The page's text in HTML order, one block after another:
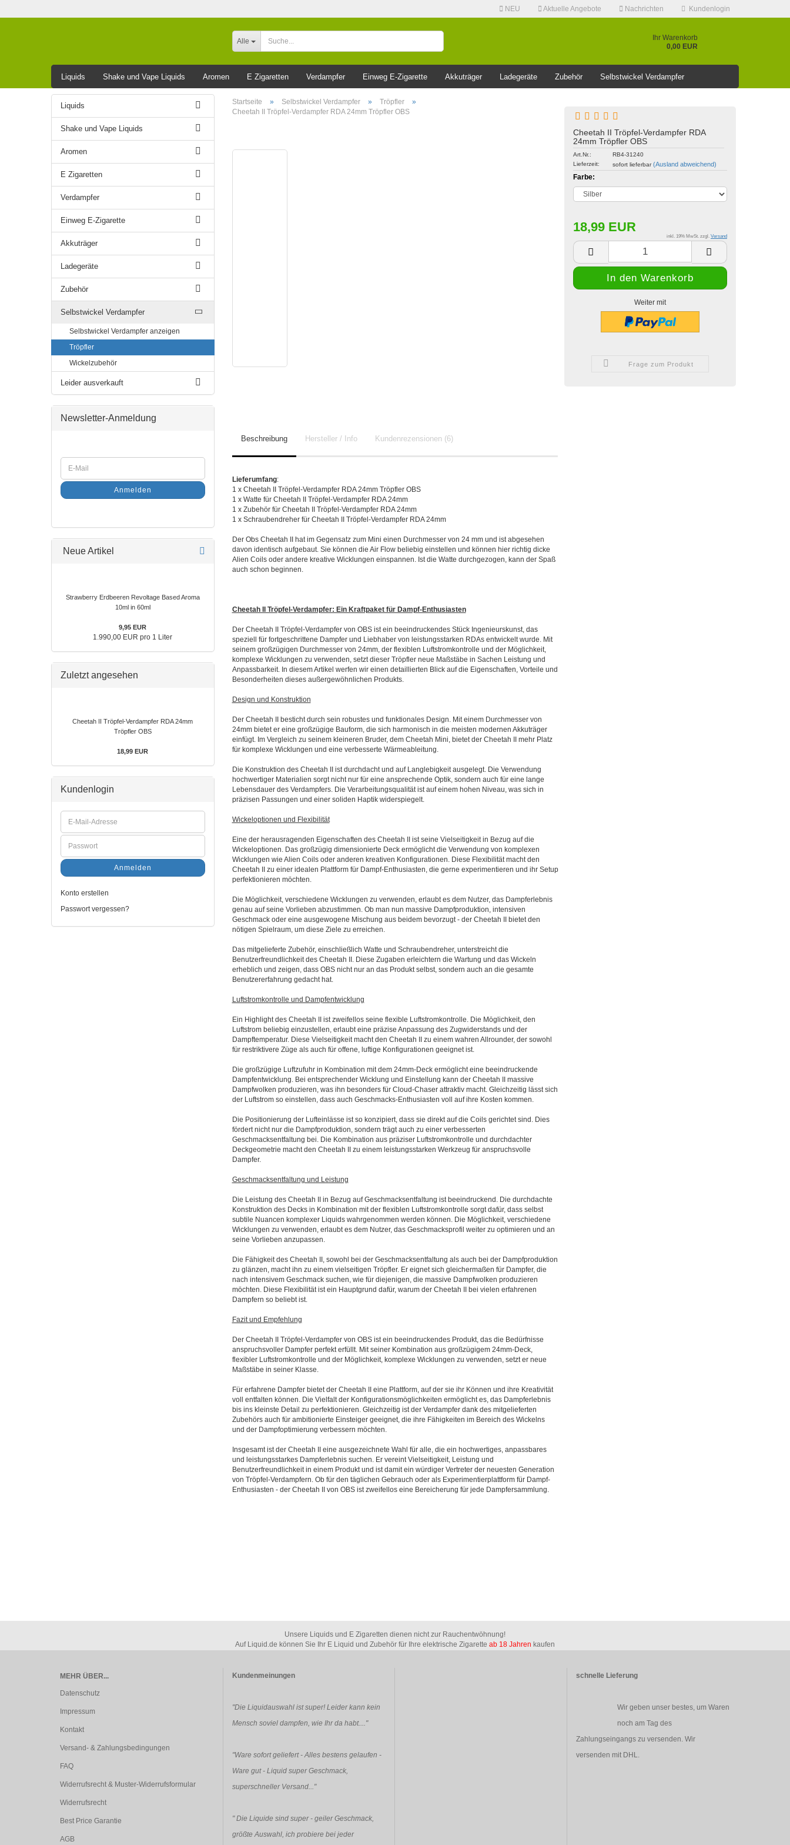
NEU Aktuelle Angebote Nachrichten Kundenlogin
Konto erstellen
Passwort vergessen?
Alle
Ihr Warenkorb
0,00 EUR
Liquids Shake und Vape Liquids Aromen E Zigaretten Verdampfer Einweg E-Zigarette Akkuträger Ladegeräte Zubehör Selbstwickel Verdampfer
Leider ausverkauft Startseite » Selbstwickel Verdampfer » Tröpfler
»
Cheetah II Tröpfel-Verdampfer RDA 24mm Tröpfler OBS
Cheetah II Tröpfel-Verdampfer RDA
24mm Tröpfler OBS
Art.Nr.:
RB4-31240
Lieferzeit:
sofort lieferbar(Ausland abweichend)
Farbe:
18,99 EUR
inkl. 19% MwSt. zzgl. Versand
Weiter mit
Frage zum Produkt
Beschreibung Hersteller / Info Kundenrezensionen (6)
Lieferumfang:
1 x Cheetah II Tröpfel-Verdampfer RDA 24mm Tröpfler OBS
1 x Watte für Cheetah II Tröpfel-Verdampfer RDA 24mm
1 x Zubehör für Cheetah II Tröpfel-Verdampfer RDA 24mm
​1 x Schraubendreher für Cheetah II Tröpfel-Verdampfer RDA 24mm
Der Obs Cheetah II hat im Gegensatz zum Mini einen Durchmesser von 24 mm und ist abgesehen
davon identisch aufgebaut. Sie können die Air Flow beliebig einstellen und können hier richtig dicke
Alien Coils oder andere kreative Wicklungen einspannen. Ist die Watte durchgezogen, kann der Spaß
auch schon beginnen.
Cheetah II Tröpfel-Verdampfer: Ein Kraftpaket für Dampf-Enthusiasten
Der Cheetah II Tröpfel-Verdampfer von OBS ist ein beeindruckendes Stück Ingenieurskunst, das
speziell für fortgeschrittene Dampfer und Liebhaber von leistungsstarken RDAs entwickelt wurde. Mit
seinem großzügigen Durchmesser von 24mm, der flexiblen Luftstromkontrolle und der Möglichkeit,
komplexe Wicklungen zu verwenden, setzt dieser Tröpfler neue Maßstäbe in Sachen Leistung und
Anpassbarkeit. In diesem Artikel werfen wir einen detaillierten Blick auf die Eigenschaften, Vorteile und
Besonderheiten dieses außergewöhnlichen Produkts.
Design und Konstruktion
Der Cheetah II besticht durch sein robustes und funktionales Design. Mit einem Durchmesser von
24mm bietet er eine großzügige Bauform, die sich harmonisch in die meisten modernen Akkuträger
einfügt. Im Vergleich zu seinem kleineren Bruder, dem Cheetah Mini, bietet der Cheetah II mehr Platz
für komplexe Wicklungen und eine verbesserte Wärmeableitung.
Die Konstruktion des Cheetah II ist durchdacht und auf Langlebigkeit ausgelegt. Die Verwendung
hochwertiger Materialien sorgt nicht nur für eine ansprechende Optik, sondern auch für eine lange
Lebensdauer des Verdampfers. Die Verarbeitungsqualität ist auf einem hohen Niveau, was sich in
präzisen Passungen und einer soliden Haptik widerspiegelt.
Wickeloptionen und Flexibilität
Eine der herausragenden Eigenschaften des Cheetah II ist seine Vielseitigkeit in Bezug auf die
Wickeloptionen. Das großzügig dimensionierte Deck ermöglicht die Verwendung von komplexen
Wicklungen wie Alien Coils oder anderen kreativen Konfigurationen. Diese Flexibilität macht den
Cheetah II zu einer idealen Plattform für Dampf-Enthusiasten, die gerne experimentieren und ihr Setup
perfektionieren möchten.
Die Möglichkeit, verschiedene Wicklungen zu verwenden, erlaubt es dem Nutzer, das Dampferlebnis
genau auf seine Vorlieben abzustimmen. Ob man nun massive Dampfproduktion, intensiven
Geschmack oder eine ausgewogene Mischung aus beidem bevorzugt - der Cheetah II bietet den
nötigen Spielraum, um diese Ziele zu erreichen.
Das mitgelieferte Zubehör, einschließlich Watte und Schraubendreher, unterstreicht die
Benutzerfreundlichkeit des Cheetah II. Diese Zugaben erleichtern die Wartung und das Wickeln
erheblich und zeigen, dass OBS nicht nur an das Produkt selbst, sondern auch an die gesamte
Benutzererfahrung gedacht hat.
Luftstromkontrolle und Dampfentwicklung
Ein Highlight des Cheetah II ist zweifellos seine flexible Luftstromkontrolle. Die Möglichkeit, den
Luftstrom beliebig einzustellen, erlaubt eine präzise Anpassung des Zugwiderstands und der
Dampftemperatur. Diese Vielseitigkeit macht den Cheetah II zu einem wahren Allrounder, der sowohl
für restriktivere Züge als auch für offene, luftige Konfigurationen geeignet ist.
Die großzügige Luftzufuhr in Kombination mit dem 24mm-Deck ermöglicht eine beeindruckende
Dampfentwicklung. Bei entsprechender Wicklung und Einstellung kann der Cheetah II massive
Dampfwolken produzieren, was ihn besonders für Cloud-Chaser attraktiv macht. Gleichzeitig lässt sich
der Luftstrom so einstellen, dass auch Geschmacks-Enthusiasten voll auf ihre Kosten kommen.
Die Positionierung der Lufteinlässe ist so konzipiert, dass sie direkt auf die Coils gerichtet sind. Dies
fördert nicht nur die Dampfproduktion, sondern trägt auch zu einer verbesserten
Geschmacksentfaltung bei. Die Kombination aus präziser Luftstromkontrolle und durchdachter
Deckgeometrie macht den Cheetah II zu einem leistungsstarken Werkzeug für anspruchsvolle
Dampfer.
Geschmacksentfaltung und Leistung
Die Leistung des Cheetah II in Bezug auf Geschmacksentfaltung ist beeindruckend. Die durchdachte
Konstruktion des Decks in Kombination mit der flexiblen Luftstromkontrolle sorgt dafür, dass selbst
subtile Nuancen komplexer Liquids wahrgenommen werden können. Die Möglichkeit, verschiedene
Wicklungen zu verwenden, erlaubt es dem Nutzer, das Geschmacksprofil weiter zu optimieren und an
seine Vorlieben anzupassen.
Die Fähigkeit des Cheetah II, sowohl bei der Geschmacksentfaltung als auch bei der Dampfproduktion
zu glänzen, macht ihn zu einem vielseitigen Tröpfler. Er eignet sich gleichermaßen für Dampfer, die
nach intensivem Geschmack suchen, wie für diejenigen, die massive Dampfwolken produzieren
möchten. Diese Flexibilität ist ein Hauptgrund dafür, warum der Cheetah II bei vielen erfahrenen
Dampfern so beliebt ist.
Fazit und Empfehlung
Der Cheetah II Tröpfel-Verdampfer von OBS ist ein beeindruckendes Produkt, das die Bedürfnisse
anspruchsvoller Dampfer perfekt erfüllt. Mit seiner Kombination aus großzügigem 24mm-Deck,
flexibler Luftstromkontrolle und der Möglichkeit, komplexe Wicklungen zu verwenden, setzt er neue
Maßstäbe in seiner Klasse.
Für erfahrene Dampfer bietet der Cheetah II eine Plattform, auf der sie ihr Können und ihre Kreativität
voll entfalten können. Die Vielfalt der Konfigurationsmöglichkeiten ermöglicht es, das Dampferlebnis
bis ins kleinste Detail zu perfektionieren. Gleichzeitig ist der Verdampfer dank des mitgelieferten
Zubehörs auch für ambitionierte Einsteiger geeignet, die ihre Fähigkeiten im Bereich des Wickelns
und der Dampfoptimierung verbessern möchten.
Insgesamt ist der Cheetah II eine ausgezeichnete Wahl für alle, die ein hochwertiges, anpassbares
und leistungsstarkes Dampferlebnis suchen. Er vereint Vielseitigkeit, Leistung und
Benutzerfreundlichkeit in einem Produkt und ist damit ein würdiger Vertreter der neuesten Generation
von Tröpfel-Verdampfern. Ob für den täglichen Gebrauch oder als Experimentierplattform für Dampf-
Enthusiasten - der Cheetah II von OBS ist zweifellos eine Bereicherung für jede Dampfersammlung.
Liquids
Shake und Vape Liquids
Aromen
E Zigaretten
Verdampfer
Einweg E-Zigarette
Akkuträger
Ladegeräte
Zubehör
Selbstwickel Verdampfer
Selbstwickel Verdampfer anzeigen
Tröpfler
Wickelzubehör
Leider ausverkauft
Newsletter-Anmeldung
Anmelden
Neue Artikel
Strawberry Erdbeeren Revoltage Based Aroma
10ml in 60ml
9,95 EUR
1.990,00 EUR pro 1 Liter
Zuletzt angesehen
Cheetah II Tröpfel-Verdampfer RDA 24mm
Tröpfler OBS
18,99 EUR
Kundenlogin
Anmelden
Konto erstellen
Passwort vergessen?
Unsere Liquids und E Zigaretten dienen nicht zur Rauchentwöhnung!
Auf Liquid.de können Sie Ihr E Liquid und Zubehör für Ihre elektrische Zigarette ab 18 Jahren kaufen
MEHR ÜBER...
Datenschutz
Impressum
Kontakt
Versand- & Zahlungsbedingungen
FAQ
Widerrufsrecht & Muster-Widerrufsformular
Widerrufsrecht
Best Price Garantie
AGB
Kundenmeinungen
"Die Liquidauswahl ist super! Leider kann kein
Mensch soviel dampfen, wie Ihr da habt...."
"Ware sofort geliefert - Alles bestens gelaufen -
Ware gut - Liquid super Geschmack,
superschneller Versand..."
"Die Liquide sind super - geiler Geschmack,
größte Auswahl, ich probiere bei jeder
schnelle Lieferung
Wir geben unser bestes, um Waren
noch am Tag des
Zahlungseingangs zu versenden. Wir
versenden mit DHL.